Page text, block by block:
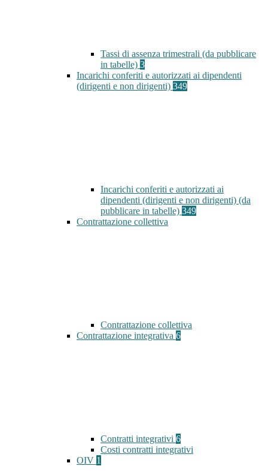
Tassi di assenza trimestrali (da pubblicare
in tabelle) 3
Incarichi conferiti e autorizzati ai dipendenti
(dirigenti e non dirigenti) 349
Incarichi conferiti e autorizzati ai
dipendenti (dirigenti e non dirigenti) (da
pubblicare in tabelle) 349
Contrattazione collettiva
Contrattazione collettiva
Contrattazione integrativa 6
Contratti integrativi 6
Costi contratti integrativi
OIV 1